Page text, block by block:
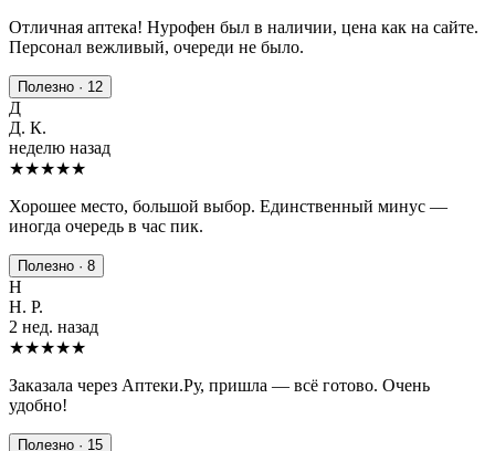
Отличная аптека! Нурофен был в наличии, цена как на сайте.
Персонал вежливый, очереди не было.
Полезно · 12
Д
Д. К.
неделю назад
★★★★★
Хорошее место, большой выбор. Единственный минус —
иногда очередь в час пик.
Полезно · 8
Н
Н. Р.
2 нед. назад
★★★★★
Заказала через Аптеки.Ру, пришла — всё готово. Очень
удобно!
Полезно · 15